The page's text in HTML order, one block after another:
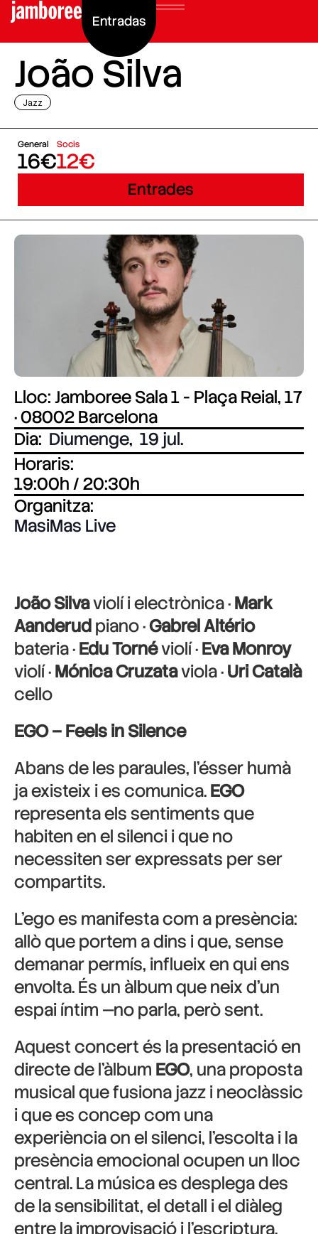
Entradas
João Silva
Jazz
General
16€
Socis
12€
Entrades
Lloc: Jamboree Sala 1 - Plaça Reial, 17
· 08002 Barcelona
Dia: Diumenge, 19 jul.
Horaris:
19:00h / 20:30h
Organitza:
MasiMas Live
João Silvaviolí i electrònica ·Mark
Aanderudpiano ·Gabrel Altério
bateria ·Edu Tornéviolí ·Eva Monroy
violí ·Mónica Cruzataviola ·Uri Català
cello
EGO – Feels in Silence
Abans de les paraules, l’ésser humà
ja existeix i es comunica.EGO
representa els sentiments que
habiten en el silenci i que no
necessiten ser expressats per ser
compartits.
L’ego es manifesta com a presència:
allò que portem a dins i que, sense
demanar permís, influeix en qui ens
envolta. És un àlbum que neix d’un
espai íntim —no parla, però sent.
Aquest concert és la presentació en
directe de l’àlbum EGO, una proposta
musical que fusiona jazz i neoclàssic
i que es concep com una
experiència on el silenci, l’escolta i la
presència emocional ocupen un lloc
central. La música es desplega des
de la sensibilitat, el detall i el diàleg
entre la improvisació i l’escriptura.